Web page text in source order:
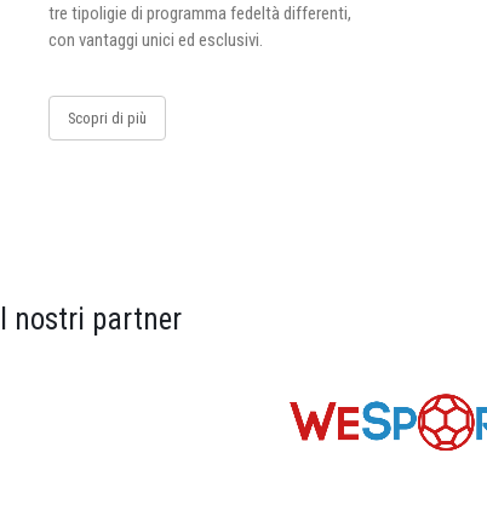
tre tipoligie di programma fedeltà differenti,
con vantaggi unici ed esclusivi.
Scopri di più
I nostri partner